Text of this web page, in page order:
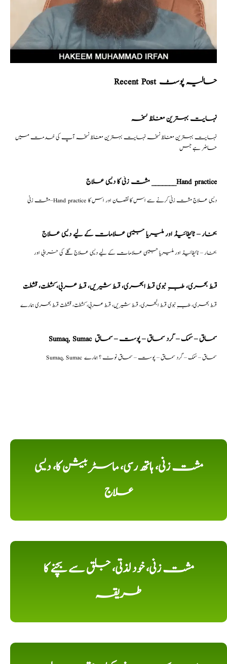
Recent Post حالیہ پوسٹ
نہایت بہترین مغلظ نسخہ
نہایت بہترین مغلظ نسخہ نہایت بہترین مغلظ نسخہ آپ کی خدمت میں
حاضر ہے جس
مشت زنی کا دیسی علاج _______Hand practice
مشت زنی–Hand practice دیسی علاج مشت زنی کرنے سے اس کا نقصان اور اس کا
بخار – ٹائیفائیڈ اور ملیریا جیسی علامات کے لیے دیسی علاج
بخار – ٹائیفائیڈ اور ملیریا جیسی علامات کے لیے دیسی علاج گلے کی خرابی اور
قسط بحری، طبِ نبوی قسط البحری، قسط شیریں، قسط عربی، كشطت، قشطت
قسط بحری، طبِ نبوی قسط البحری، قسط شیریں، قسط عربی، كشطت، قشطت قسط بحری ہمارے
Sumaq, Sumac سماق – سُمک – گرد سماق – پوست – سماق
Sumaq, Sumac سماق – سُمک – گرد سماق – پوست – سماق نوٹ ؟ ہمارے
مشت زنی، ہاتھ رسی، ماسٹر بیشن کا، دیسی
علاج
مشت زنی، خود لذتی، جلق سے بچنے کا
طریقہ